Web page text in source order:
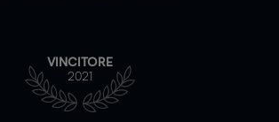
VINCITORE
2021